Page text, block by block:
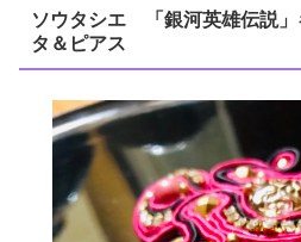
ソウタシエ 「銀河英雄伝説
タ＆ピアス